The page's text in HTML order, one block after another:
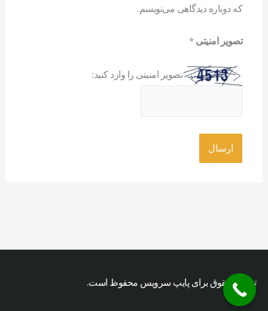
که دوباره دیدگاهی می‌نویسم.
تصویر امنیتی*
تصویر امنیتی را وارد کنید:
تمامی حقوق برای پایپ سرویس محفوظ است.